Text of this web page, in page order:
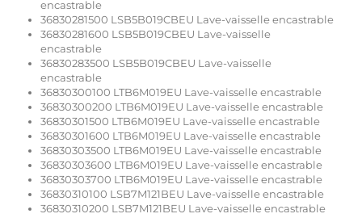
encastrable
36830281500 LSB5B019CBEU Lave-vaisselle encastrable
36830281600 LSB5B019CBEU Lave-vaisselle
encastrable
36830283500 LSB5B019CBEU Lave-vaisselle
encastrable
36830300100 LTB6M019EU Lave-vaisselle encastrable
36830300200 LTB6M019EU Lave-vaisselle encastrable
36830301500 LTB6M019EU Lave-vaisselle encastrable
36830301600 LTB6M019EU Lave-vaisselle encastrable
36830303500 LTB6M019EU Lave-vaisselle encastrable
36830303600 LTB6M019EU Lave-vaisselle encastrable
36830303700 LTB6M019EU Lave-vaisselle encastrable
36830310100 LSB7M121BEU Lave-vaisselle encastrable
36830310200 LSB7M121BEU Lave-vaisselle encastrable